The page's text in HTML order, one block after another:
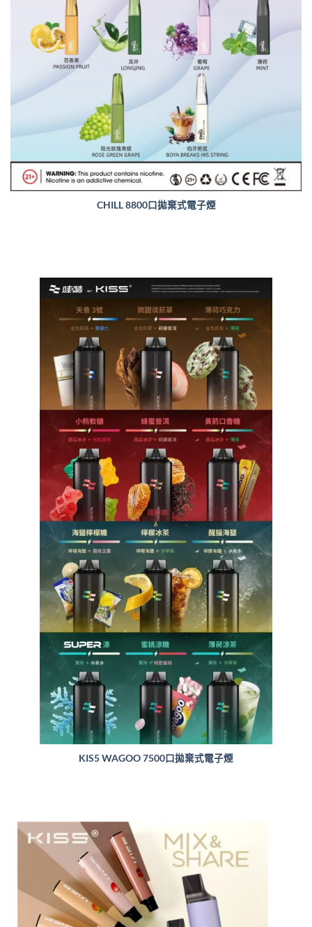
CHILL 8800口拋棄式電子煙
KIS5 WAGOO 7500口拋棄式電子煙